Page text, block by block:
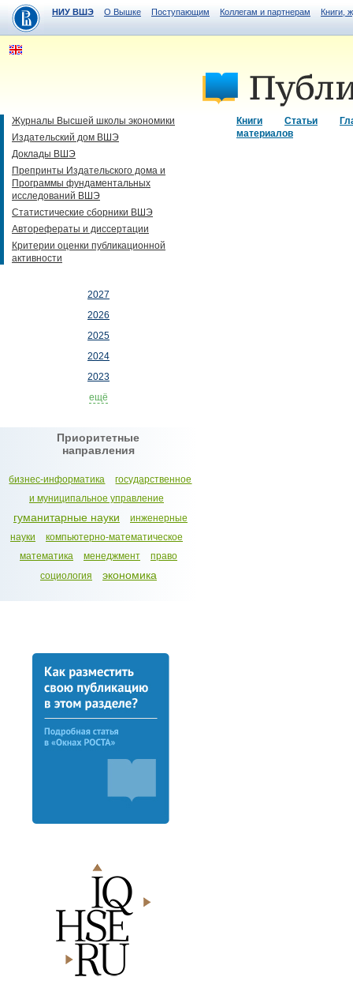
НИУ ВШЭ О Вышке Поступающим Коллегам и партнерам Книги,
Книги Статьи
материалов
Журналы Высшей школы экономики
Издательский дом ВШЭ
Доклады ВШЭ
Препринты Издательского дома и
Программы фундаментальных
исследований ВШЭ
Статистические сборники ВШЭ
Авторефераты и диссертации
Критерии оценки публикационной
активности
2027
2026
2025
2024
2023
ещё
Приоритетные
направления
бизнес-информатика
государственное
и муниципальное управление
гуманитарные науки
инженерные
науки
компьютерно-математическое
математика
менеджмент
право
социология
экономика